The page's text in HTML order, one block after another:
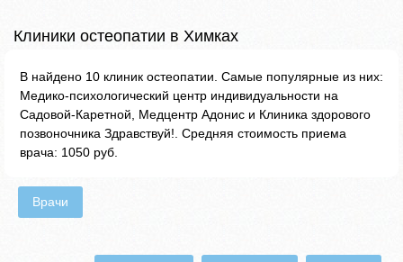
Клиники остеопатии в Химках
В найдено 10 клиник остеопатии. Самые популярные из них:
Медико-психологический центр индивидуальности на
Садовой-Каретной, Медцентр Адонис и Клиника здорового
позвоночника Здравствуй!. Средняя стоимость приема
врача: 1050 руб.
Врачи